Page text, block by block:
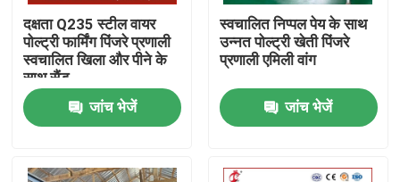
दक्षता Q235 स्टील वायर
पोल्ट्री फार्मिंग पिंजरे प्रणाली
स्वचालित खिला और पीने के
साथ सैंड
जांच भेजें
स्वचालित निप्पल पेय के साथ
उन्नत पोल्ट्री खेती पिंजरे
प्रणाली एमिली वांग
जांच भेजें